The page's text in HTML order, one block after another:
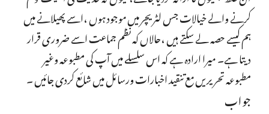
کرنے والے خیالات جس لٹریچر میں موجود ہوں ،اسے پھیلانے میں
ہم کیسے حصہ لے سکتے ہیں ،حالاں کہ نظم جماعت اسے ضروری قرار
دیتا ہے۔ میرا ارادہ ہے کہ اس سلسلے میں آپ کی مطبوعہ وغیر
مطبوعہ تحریریں مع تنقید اخبارات ورسائل میں شائع کردی جائیں ۔
جواب